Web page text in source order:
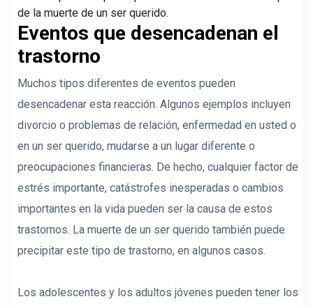
de la muerte de un ser querido.
Eventos que desencadenan el
trastorno
Muchos tipos diferentes de eventos pueden
desencadenar esta reacción. Algunos ejemplos incluyen
divorcio o problemas de relación, enfermedad en usted o
en un ser querido, mudarse a un lugar diferente o
preocupaciones financieras. De hecho, cualquier factor de
estrés importante, catástrofes inesperadas o cambios
importantes en la vida pueden ser la causa de estos
trastornos. La muerte de un ser querido también puede
precipitar este tipo de trastorno, en algunos casos.
Los adolescentes y los adultos jóvenes pueden tener los